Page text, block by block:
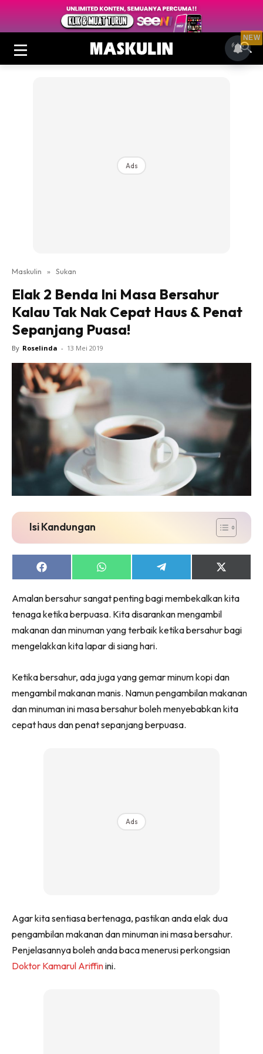
Ads
Maskulin » Sukan
Elak 2 Benda Ini Masa Bersahur
Kalau Tak Nak Cepat Haus & Penat
Sepanjang Puasa!
By Roselinda - 13 Mei 2019
Isi Kandungan
Share
on
Share
on
Share
on
Share
on
(Twitter)
Amalan bersahur sangat penting bagi membekalkan kita
tenaga ketika berpuasa. Kita disarankan mengambil
makanan dan minuman yang terbaik ketika bersahur bagi
mengelakkan kita lapar di siang hari.
Ketika bersahur, ada juga yang gemar minum kopi dan
mengambil makanan manis. Namun pengambilan makanan
dan minuman ini masa bersahur boleh menyebabkan kita
cepat haus dan penat sepanjang berpuasa.
Ads
Agar kita sentiasa bertenaga, pastikan anda elak dua
pengambilan makanan dan minuman ini masa bersahur.
Penjelasannya boleh anda baca menerusi perkongsian
Doktor Kamarul Ariffinini.
NEW